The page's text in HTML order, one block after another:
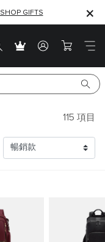
SHOP GIFTS
SHOP GIFTS
115 項目